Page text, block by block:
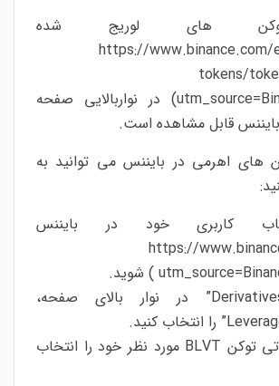
های لوریج شده
https://www.binance.com/
tokens/
) در نواربالایی صفحه
قابل مشاهده است.
های اهرمی در بایننس می توانید به
کاربری خود در بایننس
https://
) شوید.
از تب “Derivatives” در نوار بالای صفحه،
جفت معاملاتی توکن BLVT مورد نظر خود را انتخاب